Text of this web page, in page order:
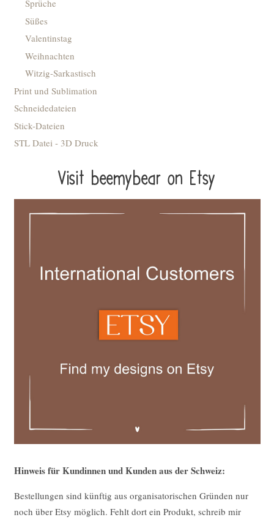
Sprüche
Süßes
Valentinstag
Weihnachten
Witzig-Sarkastisch
Print und Sublimation
Schneidedateien
Stick-Dateien
STL Datei - 3D Druck
Visit beemybear on Etsy
Hinweis für Kundinnen und Kunden aus der Schweiz:
Bestellungen sind künftig aus organisatorischen Gründen nur
noch über Etsy möglich. Fehlt dort ein Produkt, schreib mir